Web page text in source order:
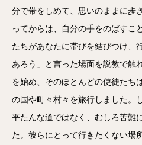
分で帯をしめて、思いのままに歩
ってからは、自分の手をのばすこ
たちがあなたに帯びを結びつけ、
あろう」と言った場面を説教で触
を始め、そのほとんどの使徒たち
の国や町々村々を旅行しました。
平たんな道ではなく、むしろ苦難
た。彼らにとって行きたくない場